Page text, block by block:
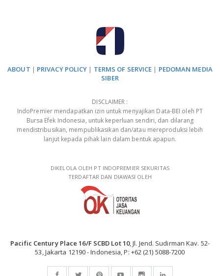
ABOUT | PRIVACY POLICY | TERMS OF SERVICE | PEDOMAN MEDIA
SIBER
DISCLAIMER :
IndoPremier mendapatkan izin untuk menyajikan Data-BEI oleh PT
Bursa Efek Indonesia, untuk keperluan sendiri, dan dilarang
mendistribusikan, mempublikasikan dan/atau mereproduksi lebih
lanjut kepada pihak lain dalam bentuk apapun.
DIKELOLA OLEH PT INDOPREMIER SEKURITAS
TERDAFTAR DAN DIAWASI OLEH
Pacific Century Place 16/F SCBD Lot 10, Jl. Jend. Sudirman Kav. 52-
53, Jakarta 12190 - Indonesia, P: +62 (21) 5088-7200